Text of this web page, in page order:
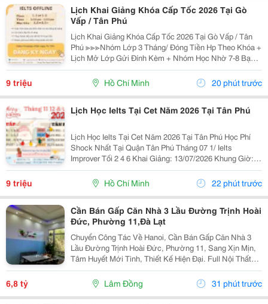
Lịch Khai Giảng Khóa Cấp Tốc 2026 Tại Gò
Vấp / Tân Phú
Lịch Khai Giảng Khóa Cấp Tốc 2026 Tại Gò Vấp / Tân
Phú ≫≫≫Nhóm Lớp 3 Tháng/ Đóng Tiền Hp Theo Khóa +
Lịch Mở Lớp Gửi Đính Kèm + Nhóm Học Nhờ 7-8 Bạn/
Lớp + Giáo Trình Ielts Có Band Điểm Lộ Trình, Sách
Nước Ngoài Bám Sát + Chia Đều 4 Kỹ...
9 triệu Hồ Chí Minh 20 phút trước
Lịch Học Ielts Tại Cet Năm 2026 Tại Tân Phú
Lịch Học Ielts Tại Cet Năm 2026 Tại Tân Phú Học Phí
Shock Nhất Tại Quận Tân Phú Tháng 07 1/ Ielts
Improver Tối 2 4 6 Khai Giảng: 13/07/2026 Khung Giờ:
18:00 Đến 21:00 Học Phí Ưu Đãi 5% Khi Đăng Ký 2/ Ielts
Basic Tối 3 5 7 Khai...
9 triệu Hồ Chí Minh 22 phút trước
Cần Bán Gấp Căn Nhà 3 Lầu Đường Trịnh Hoài
Đức, Phường 11,Đà Lạt
Chuyển Công Tác Về Hanoi, Cần Bán Gấp Căn Nhà 3
Lầu Đường Trịnh Hoài Đức, Phường 11, Sang Xịn Mịn,
Tâm Huyết Mới Tinh, Thiết Kế Hiện Đại. Full Nội Thất
Giá Siêu Rẻ: - Diện Tích 150 M2 - Hẻm Ô Tô 4 M, Cách
Trung Tâm 5 Km, Đường Trịnh Hoài Đức, Gần...
6,8 tỷ Lâm Đồng 31 phút trước